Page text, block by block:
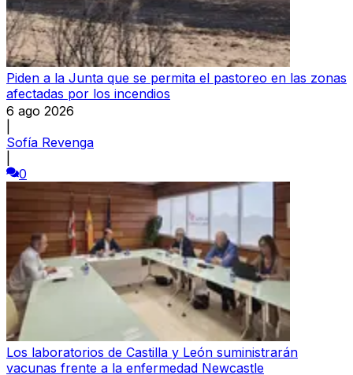
Piden a la Junta que se permita el pastoreo en las zonas
afectadas por los incendios
6 ago 2026
Sofía Revenga
0
Los laboratorios de Castilla y León suministrarán
vacunas frente a la enfermedad Newcastle